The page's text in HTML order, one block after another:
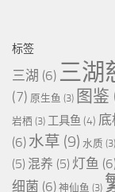
标签
三湖 (6) 三湖
(7) 原生鱼 (3) 图鉴
岩栖 (3) 工具鱼 (4) 底
(6) 水草 (9) 水质 (3)
(5) 混养 (5) 灯鱼
细菌 (6) 神仙鱼 (3)